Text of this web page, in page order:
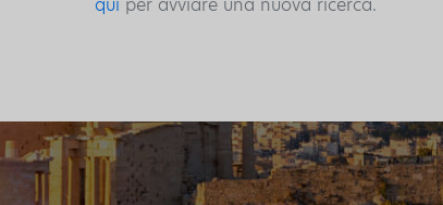
qui per avviare una nuova ricerca.